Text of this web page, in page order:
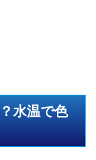
水温で色